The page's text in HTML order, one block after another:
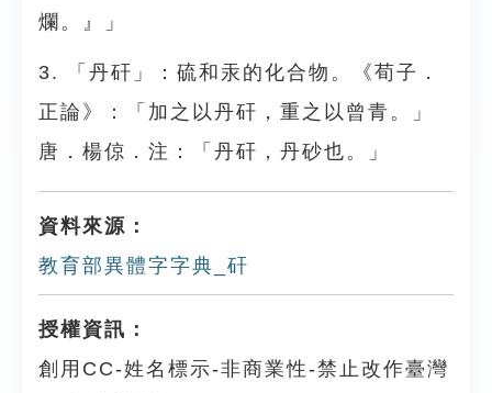
爛。』」
3. 「丹矸」：硫和汞的化合物。《荀子．
正論》：「加之以丹矸，重之以曾青。」
唐．楊倞．注：「丹矸，丹砂也。」
資料來源：
教育部異體字字典_矸
授權資訊：
創用CC-姓名標示-非商業性-禁止改作臺灣